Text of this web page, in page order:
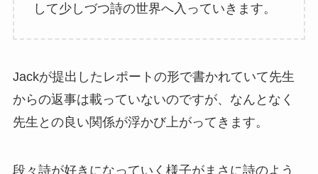
して少しづつ詩の世界へ入っていきます。
Jackが提出したレポートの形で書かれていて先生
からの返事は載っていないのですが、なんとなく
先生との良い関係が浮かび上がってきます。
段々詩が好きになっていく様子がまさに詩のよう